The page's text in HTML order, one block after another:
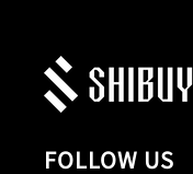
FOLLOW US